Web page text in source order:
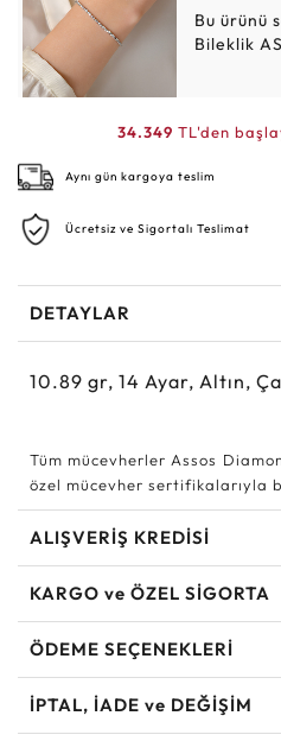
Bu ürünü
Bileklik
34.349 TL'den
Aynı gün kargoya teslim
Ücretsiz ve Sigortalı Teslimat
DETAYLAR
10.89 gr, 14 Ayar, Altın,
Tüm mücevherler Assos
özel mücevher sertifikalarıyla
ALIŞVERİŞ KREDİSİ
KARGO ve ÖZEL SİGORTA
ÖDEME SEÇENEKLERİ
İPTAL, İADE ve DEĞİŞİM